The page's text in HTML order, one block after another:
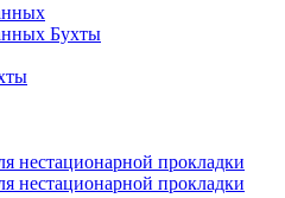
Бухты
нестационарной прокладки
нестационарной прокладки